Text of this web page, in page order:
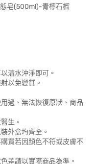
態皂(500ml)-青檸石榴
清水沖淨即可。
以免變質。
過、無法恢復原狀、商品
生。
外盒均齊全。
買若因顏色不符或皮膚不
差請以實際商品為準。